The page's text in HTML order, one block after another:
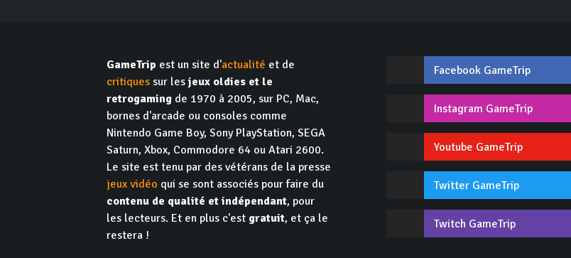
GameTrip est un site d'actualité et de
critiques sur lesjeux oldies et le
retrogaming de 1970 à 2005, sur PC, Mac,
bornes d'arcade ou consoles comme
Nintendo Game Boy, Sony PlayStation, SEGA
Saturn, Xbox, Commodore 64 ou Atari 2600.
Le site est tenu par des vétérans de la presse
jeux vidéo qui se sont associés pour faire du
contenu de qualité et indépendant, pour
les lecteurs. Et en plus c'est gratuit, et ça le
restera !
Facebook GameTrip
Instagram GameTrip
Youtube GameTrip
Twitter GameTrip
Twitch GameTrip